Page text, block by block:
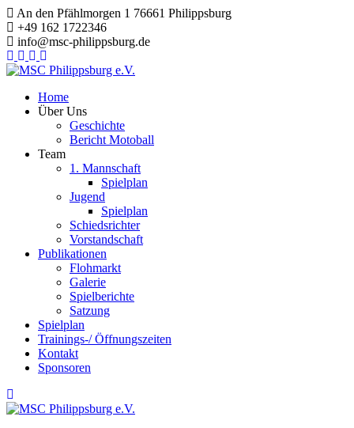
Zum
Inhalt
springen
An den Pfählmorgen 1 76661 Philippsburg
+49 162 1722346
info@msc-philippsburg.de
Home
Über Uns
Geschichte
Bericht Motoball
Team
1. Mannschaft
Spielplan
Jugend
Spielplan
Schiedsrichter
Vorstandschaft
Publikationen
Flohmarkt
Galerie
Spielberichte
Satzung
Spielplan
Trainings-/ Öffnungszeiten
Kontakt
Sponsoren